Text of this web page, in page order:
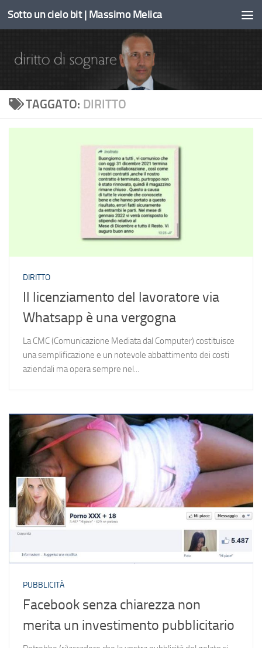
Sotto il contenuto
Sotto un cielo bit | Massimo Melica
TAGGATO: DIRITTO
DIRITTO
Il licenziamento del lavoratore via
Whatsapp è una vergogna
La CMC (Comunicazione Mediata dal Computer) costituisce
una semplificazione e un notevole abbattimento dei costi
aziendali ma opera sempre nel...
PUBBLICITÀ
Facebook senza chiarezza non
merita un investimento pubblicitario